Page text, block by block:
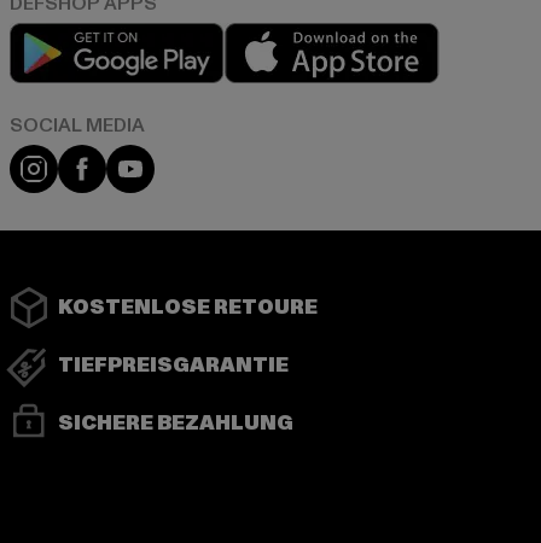
Play market
Instagram
FacebookYouTube
KOSTENLOSE RETOURE
TIEFPREISGARANTIE
SICHERE BEZAHLUNG